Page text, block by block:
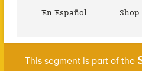
En Español Shop
This segment is part of the